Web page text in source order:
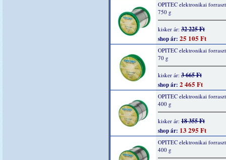
OPITEC elektronikai
750 g
kisker ár: 32 225 Ft
shop ár: 25 105 Ft
OPITEC elektronikai
70 g
kisker ár: 3 665 Ft
shop ár: 2 465 Ft
OPITEC elektronikai
400 g
kisker ár: 18 355 Ft
shop ár: 13 295 Ft
OPITEC elektronikai
400 g